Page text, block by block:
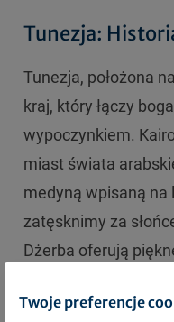
Tunezja:
Tunezja, położona
kraj, który łączy
wypoczynkiem.
miast świata
medyną wpisaną na
zatęsknimy za
Dżerba oferują
Sahara
Zachodnią, to
Twoje preferencje